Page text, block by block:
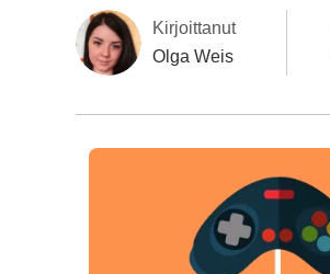
Kirjoittanut
Olga Weis